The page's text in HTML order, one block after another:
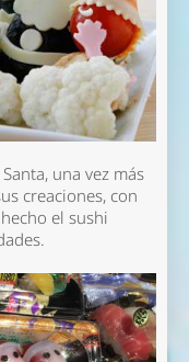
una vez más
creaciones, con
el sushi